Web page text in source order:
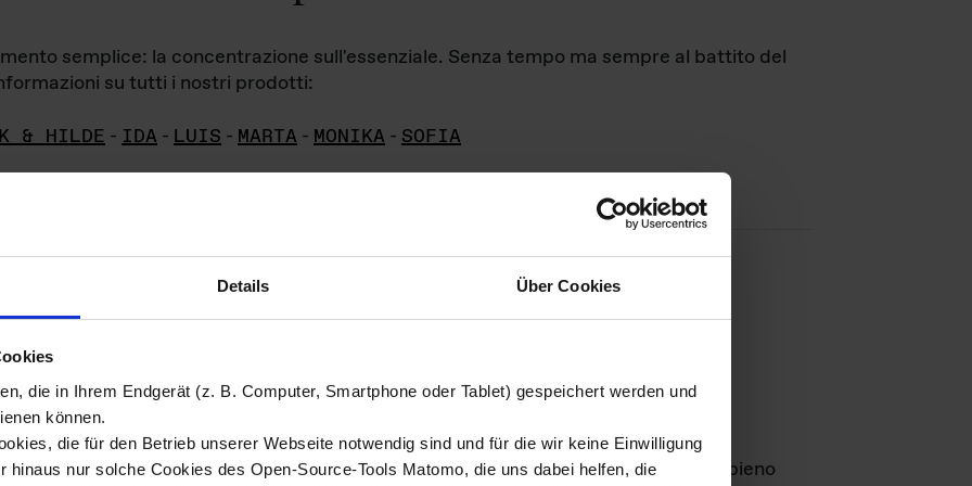
Details Über Cookies
die in Ihrem Endgerät (z. B. Computer, Smartphone oder Tablet) gespeichert werden und
können.
die für den Betrieb unserer Webseite notwendig sind und für die wir keine Einwilligung
hinaus nur solche Cookies des Open-Source-Tools Matomo, die uns dabei helfen, die
semplice: la concentrazione sull'essenziale. Senza tempo ma sempre al battito del
su tutti i nostri prodotti:
& HILDE - IDA - LUIS - MARTA - MONIKA - SOFIA
di immagini
materiale fotografico sono detenuti daDas ganze LebenGmbH e rimangono in pieno